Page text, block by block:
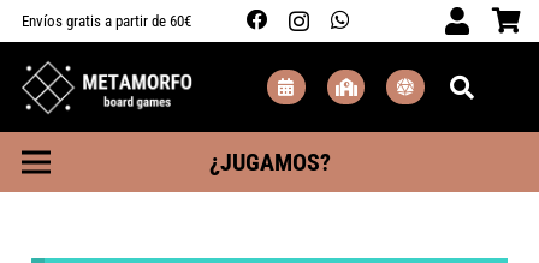
Envíos gratis a partir de 60€
¿JUGAMOS?